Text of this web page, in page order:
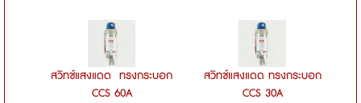
สวิทช์แสงแดด ทรงกระบอก
CCS 60A
สวิทช์แสงแดด ทรงกระบอก
CCS 30A